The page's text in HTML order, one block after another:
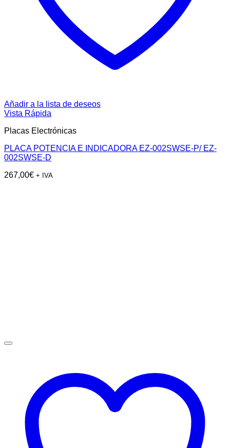
Añadir a la lista de deseos
Vista Rápida
Placas Electrónicas
PLACA POTENCIA E INDICADORA EZ-002SWSE-P/ EZ-
002SWSE-D
267,00€ + IVA